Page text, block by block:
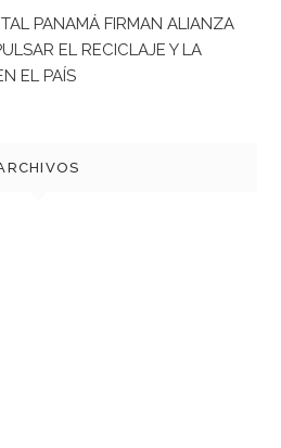
PANAMÁ FIRMAN ALIANZA
EL RECICLAJE Y LA
EL PAÍS